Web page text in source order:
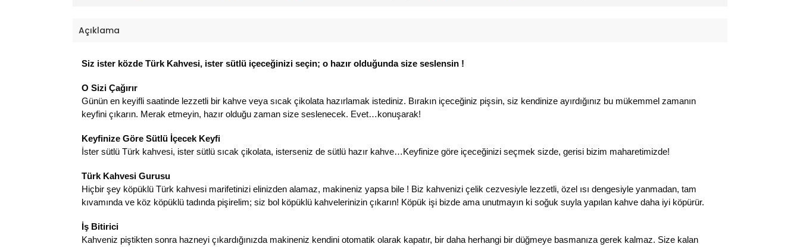
Açıklama
Siz ister közde Türk Kahvesi, ister sütlü içeceğinizi seçin; o hazır olduğunda size seslensin !
O Sizi Çağırır
Günün en keyifli saatinde lezzetli bir kahve veya sıcak çikolata hazırlamak istediniz. Bırakın içeceğiniz pişsin, siz kendinize ayırdığınız bu mükemmel zamanın
keyfini çıkarın. Merak etmeyin, hazır olduğu zaman size seslenecek. Evet…konuşarak!
Keyfinize Göre Sütlü İçecek Keyfi
İster sütlü Türk kahvesi, ister sütlü sıcak çikolata, isterseniz de sütlü hazır kahve…Keyfinize göre içeceğinizi seçmek sizde, gerisi bizim maharetimizde!
Türk Kahvesi Gurusu
Hiçbir şey köpüklü Türk kahvesi marifetinizi elinizden alamaz, makineniz yapsa bile ! Biz kahvenizi çelik cezvesiyle lezzetli, özel ısı dengesiyle yanmadan, tam
kıvamında ve köz köpüklü tadında pişirelim; siz bol köpüklü kahvelerinizin çıkarın! Köpük işi bizde ama unutmayın ki soğuk suyla yapılan kahve daha iyi köpürür.
İş Bitirici
Kahveniz piştikten sonra hazneyi çıkardığınızda makineniz kendini otomatik olarak kapatır, bir daha herhangi bir düğmeye basmanıza gerek kalmaz. Size kalan